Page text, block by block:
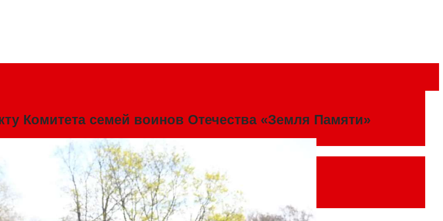
Комитета семей воинов Отечества «Земля Памяти»